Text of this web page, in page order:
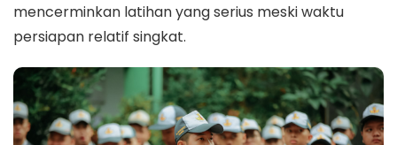
mencerminkan latihan yang serius meski waktu
persiapan relatif singkat.